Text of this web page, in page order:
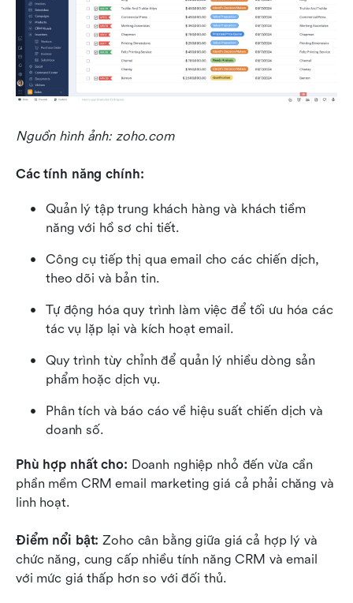
Nguồn hình ảnh: zoho.com
Các tính năng chính:
Quản lý tập trung khách hàng và khách tiềm
năng với hồ sơ chi tiết.
Công cụ tiếp thị qua email cho các chiến dịch,
theo dõi và bản tin.
Tự động hóa quy trình làm việc để tối ưu hóa các
tác vụ lặp lại và kích hoạt email.
Quy trình tùy chỉnh để quản lý nhiều dòng sản
phẩm hoặc dịch vụ.
Phân tích và báo cáo về hiệu suất chiến dịch và
doanh số.
Phù hợp nhất cho: Doanh nghiệp nhỏ đến vừa cần
phần mềm CRM email marketing giá cả phải chăng và
linh hoạt.
Điểm nổi bật: Zoho cân bằng giữa giá cả hợp lý và
chức năng, cung cấp nhiều tính năng CRM và email
với mức giá thấp hơn so với đối thủ.